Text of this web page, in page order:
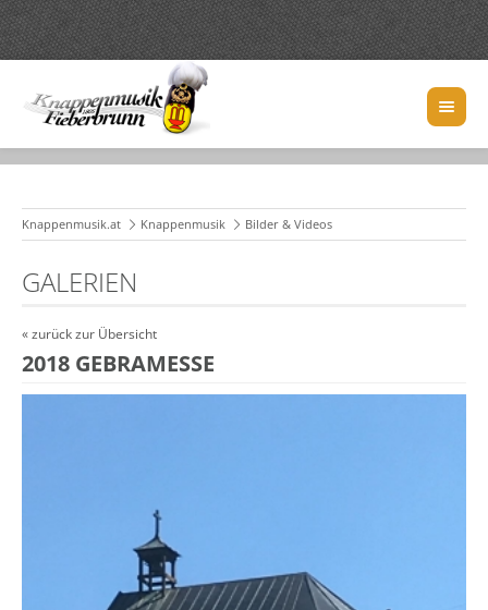
Knappenmusik.at Knappenmusik Bilder & Videos
GALERIEN
« zurück zur Übersicht
2018 GEBRAMESSE